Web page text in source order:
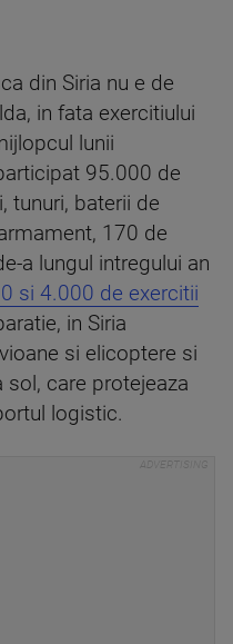
din Siria nu e de
in fata exercitiului
lunii
95.000 de
tunuri, baterii de
170 de
a lungul intregului an
si 4.000 de exercitii
in Siria
si elicoptere si
care protejeaza
logistic.